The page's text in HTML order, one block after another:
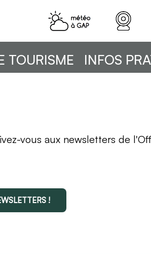
TOURISME INFOS
vous aux newsletters de
!